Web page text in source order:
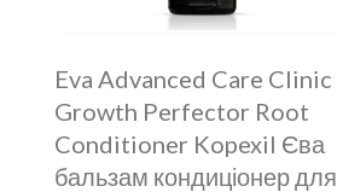
Eva Advanced Care Clinic
Growth Perfector Root
Conditioner Kopexil Єва
бальзам кондиціонер для